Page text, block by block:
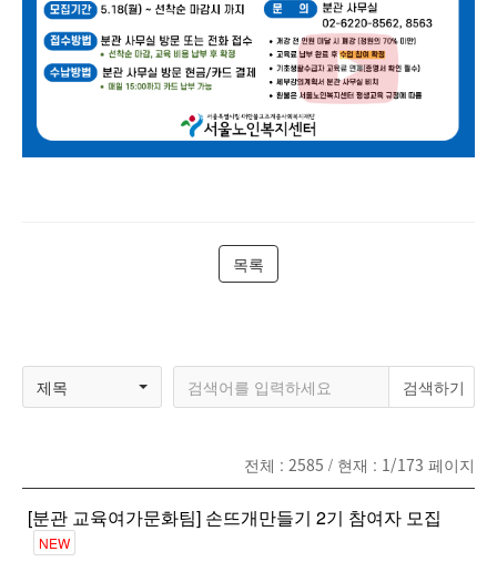
목록
제목
전체 : 2585 / 현재 : 1/173 페이지
[분관 교육여가문화팀] 손뜨개만들기 2기 참여자 모집
NEW